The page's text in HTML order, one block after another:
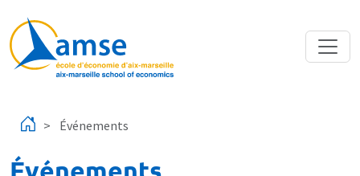
Événements